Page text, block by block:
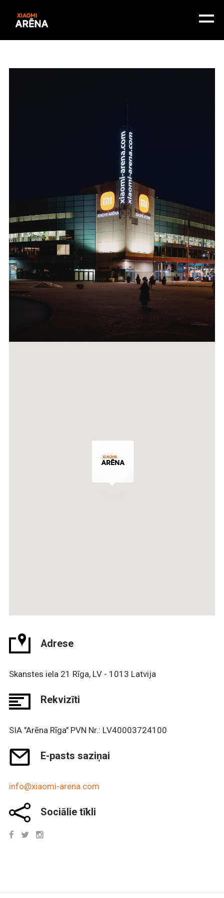
Kontakti
Adrese
Skanstes iela 21 Rīga, LV - 1013 Latvija
Rekvizīti
SIA "Arēna Rīga" PVN Nr.: LV40003724100
E-pasts saziņai
info@xiaomi-arena.com
Sociālie tīkli